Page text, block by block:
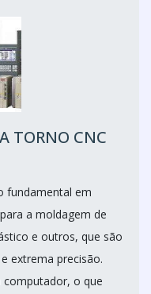
TORNO CNC
fundamental em
a moldagem de
e outros, que são
extrema precisão.
computador, o que